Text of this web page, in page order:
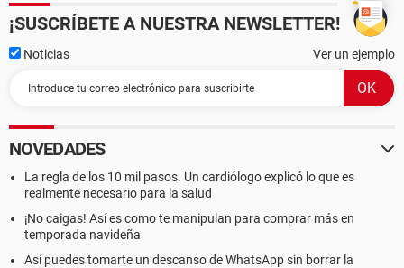
¡SUSCRÍBETE A NUESTRA NEWSLETTER!
Noticias Ver un ejemplo
NOVEDADES
La regla de los 10 mil pasos. Un cardiólogo explicó lo que es
realmente necesario para la salud
¡No caigas! Así es como te manipulan para comprar más en
temporada navideña
Así puedes tomarte un descanso de WhatsApp sin borrar la